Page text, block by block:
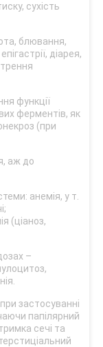
сухість
блювання,
діарея,
функції
ферментів, як
(при
аж до
анемія, у т.
(ціаноз,
–
застосуванні
папілярний
сечі та